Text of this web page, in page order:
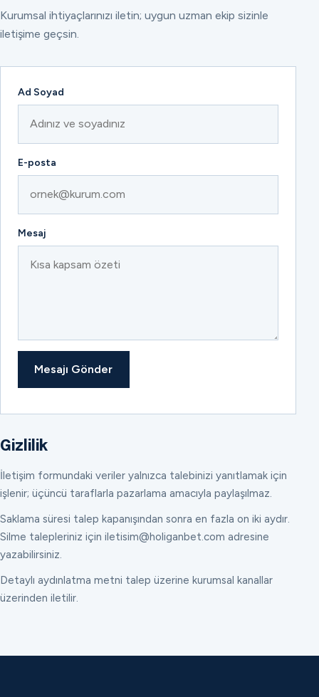
Kurumsal ihtiyaçlarınızı iletin; uygun uzman ekip sizinle
iletişime geçsin.
Ad Soyad
E-posta
Mesaj
Mesajı Gönder
Gizlilik
İletişim formundaki veriler yalnızca talebinizi yanıtlamak için
işlenir; üçüncü taraflarla pazarlama amacıyla paylaşılmaz.
Saklama süresi talep kapanışından sonra en fazla on iki aydır.
Silme talepleriniz için iletisim@holiganbet.com adresine
yazabilirsiniz.
Detaylı aydınlatma metni talep üzerine kurumsal kanallar
üzerinden iletilir.